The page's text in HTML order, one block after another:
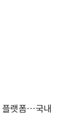
플랫폼…국내